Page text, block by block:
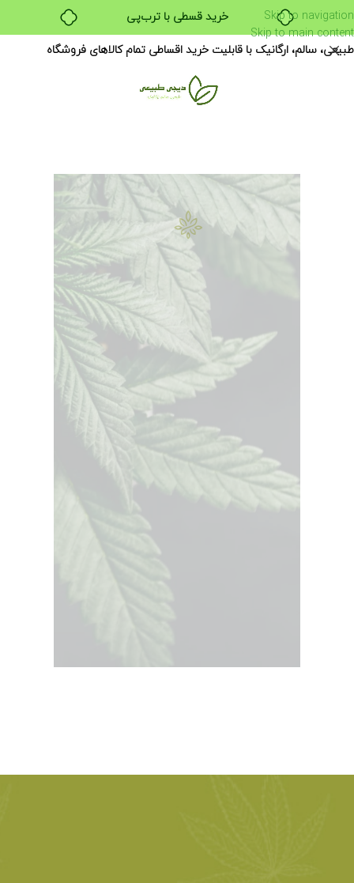
خرید قسطی با ترب‌پی
Skip to navigation
Skip to main content
طبیعی، سالم، ارگانیک با قابلیت خرید اقساطی تمام کالاهای فروشگاه
آنچه باید درباره آن بدانید
مجموعه کامل
روغن های کنف در فروشگاه های ما
لورم ایپسوم متن ساختگی با تولید سادگی نامفهوم از صنعت چاپ و با استفاده
از طراحان گرافیک است چاپگرها و متون بلکه روزنامه و مجله در ستون و
سطرآنچنان که لازم است و برای شرایط فعلی تکنولوژی مورد نیاز و کاربردهای
متنوع با هدف بهبود ابزارهای کاربردی می باشد کتابهای زیادی در شصت و سه
درصد گذشته حال و آینده شناخت فراوان جامعه و متخصصان را می طلبد.
بیشتر ببینید